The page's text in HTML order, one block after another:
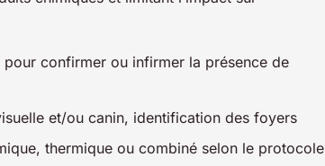
pour confirmer ou infirmer la présence de
et/ou canin, identification des foyers
thermique ou combiné selon le protocole